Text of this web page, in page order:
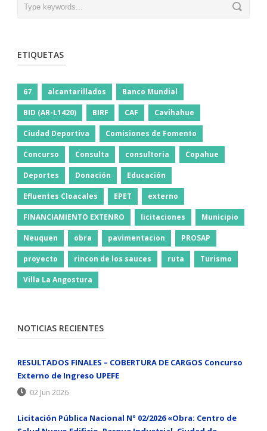
ETIQUETAS
67 alcantarillados Banco Mundial
BID (AR-L1420) BIRF CAF Cavihahue
Ciudad Deportiva Comisiones de Fomento
Concurso Consulta consultoria Copahue
Deportes Donación Educación
Efluentes Cloacales EPET externo
FINANCIAMIENTO EXTENRO licitaciones Municipio
Neuquen obra pavimentacion PROSAP
proyecto rincon de los sauces ruta Turismo
Villa La Angostura
NOTICIAS RECIENTES
RESULTADOS FINALES – COBERTURA DE CARGOS Concurso
Externo de Ingreso UPEFE
02 Jun 2026
Licitación Pública Nacional N° 02/2026 «Obra: Centro de